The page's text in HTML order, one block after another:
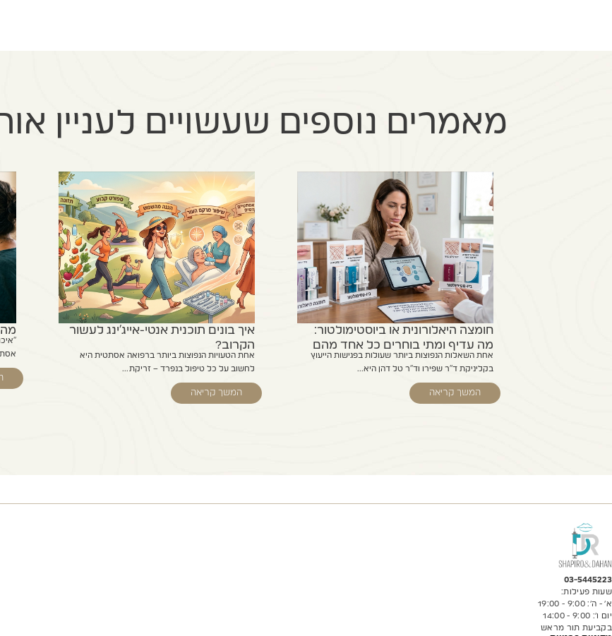
מאמרים נוספים שעשויים לעניין
חומצה היאלורונית או ביוסטימולטור:
מה עדיף ומתי בוחרים כל אחד מהם
אחת השאלות הנפוצות ביותר שעולות בפגישות הייעוץ
בקליניקת ד"ר שפירו וד"ר טל דהן היא...
המשך קריאה
איך בונים תוכנית אנטי-אייג'ינג לעשור
הקרוב?
אחת הטעויות הנפוצות ביותר ברפואה אסתטית היא
לחשוב על כל טיפול בנפרד – זריקת...
המשך קריאה
מה
03-5445223
שעות פעילות:
א’ - ה’: 9:00 - 19:00
יום ו’: 9:00 - 14:00
בקביעת תור מראש